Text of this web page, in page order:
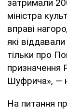
затримали
міністра
вправі
які
тільки про
призначення
Шуфрича», —
На питання